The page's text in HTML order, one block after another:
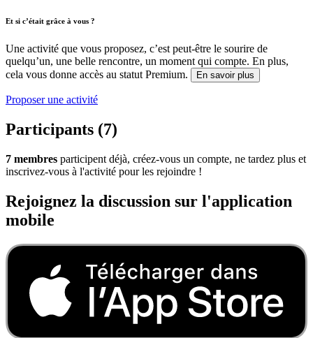
Et si c’était grâce à vous ?
Une activité que vous proposez, c’est peut-être le sourire de
quelqu’un, une belle rencontre, un moment qui compte. En plus,
cela vous donne accès au statut Premium.
En savoir plus
Proposer une activité
Participants (7)
7 membres participent déjà, créez-vous un compte, ne tardez plus et
inscrivez-vous à l'activité pour les rejoindre !
Rejoignez la discussion sur l'application
mobile